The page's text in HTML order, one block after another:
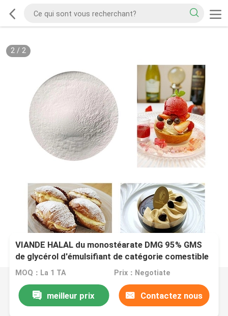
2/ 2
VIANDE HALAL du monostéarate DMG 95% GMS
de glycérol d'émulsifiant de catégorie comestible
de FSSC CACHÈRE
MOQ：La 1 TA Prix：Negotiate
meilleur prix Contactez nous